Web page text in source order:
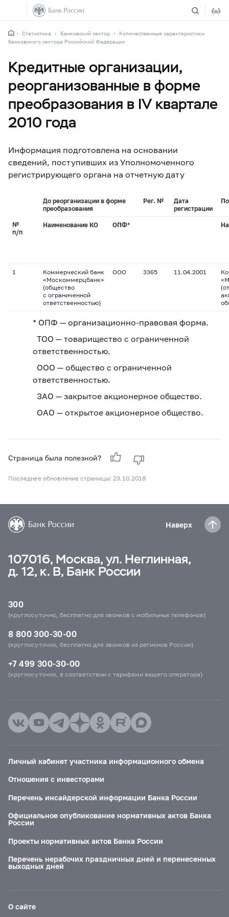
Статистика Банковский сектор
Количественные характеристики
банковского сектора Российской Федерации
Кредитные организации,
реорганизованные в форме
преобразования в IV квартале
2010 года
Информация подготовлена на основании
сведений, поступивших из Уполномоченного
регистрирующего органа на отчетную дату
№
п/п
До реорганизации в форме
преобразования
Рег. №
Дата
регистрации
Наименование КО ОПФ*
1
Коммерческий банк
«Москоммерцбанк»
(общество
с ограниченной
ответственностью)
ООО 3365 11.04.2001
* ОПФ — организационно-правовая форма.
ТОО — товарищество с ограниченной
ответственностью.
ООО — общество с ограниченной
ответственностью.
ЗАО — закрытое акционерное общество.
ОАО — открытое акционерное общество.
Страница была полезной?
Последнее обновление страницы: 23.10.2018
Наверх
107016, Москва, ул. Неглинная,
д. 12, к. В, Банк России
300
(круглосуточно, бесплатно для звонков с мобильных телефонов)
8 800 300-30-00
(круглосуточно, бесплатно для звонков из регионов России)
+7 499 300-30-00
(круглосуточно, в соответствии с тарифами вашего оператора)
Личный кабинет участника информационного обмена
Отношения с инвесторами
Перечень инсайдерской информации Банка России
Официальное опубликование нормативных актов Банка
России
Проекты нормативных актов Банка России
Перечень нерабочих праздничных дней и перенесенных
выходных дней
О сайте